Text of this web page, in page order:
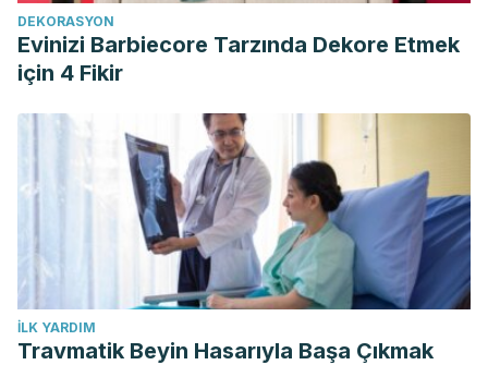
DEKORASYON
Evinizi Barbiecore Tarzında Dekore Etmek
için 4 Fikir
İLK YARDIM
Travmatik Beyin Hasarıyla Başa Çıkmak